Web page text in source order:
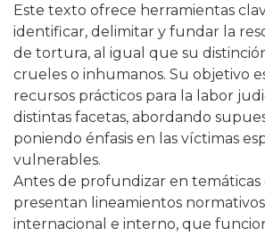
Este texto ofrece herramientas
identificar, delimitar y fundar la
de tortura, al igual que su
crueles o inhumanos. Su objetivo
recursos prácticos para la labor
distintas facetas, abordando
poniendo énfasis en las víctimas
vulnerables.
Antes de profundizar en temáticas
presentan lineamientos
internacional e interno, que